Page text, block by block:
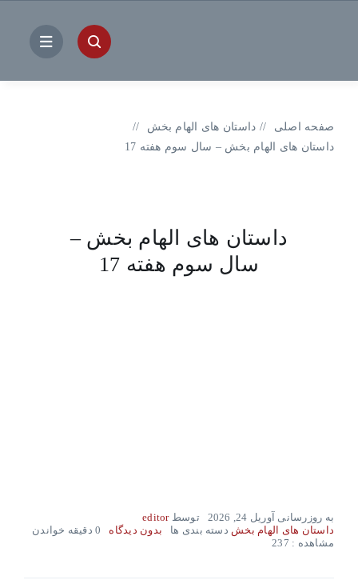
صفحه اصلی
داستان های الهام بخش
داستان های الهام بخش – سال سوم هفته 17
داستان های الهام بخش –
سال سوم هفته 17
به روزرسانی آوریل 24, 2026 توسطeditor
داستان های الهام بخش دسته بندی ها بدون ديدگاهon0 دقیقه خواندن
مشاهده : 237